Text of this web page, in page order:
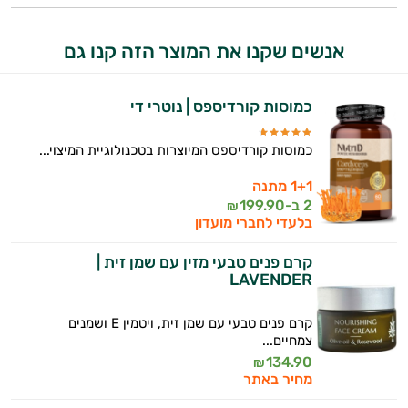
אנשים שקנו את המוצר הזה קנו גם
כמוסות קורדיספס | נוטרי די
כמוסות קורדיספס המיוצרות בטכנולוגיית המיצוי...
1+1 מתנה
2 ב-
199.90
₪
בלעדי לחברי מועדון
קרם פנים טבעי מזין עם שמן זית |
LAVENDER
קרם פנים טבעי עם שמן זית, ויטמין E ושמנים
צמחיים...
134.90
₪
מחיר באתר
ותזונת הספורט.
התזונה ומוצרי הבריאות המדויקים למטרות
ולמצב הגופני שלך, ולהסביר לך אילו רכיבים
עובדים יחד כדי למקסם תוצאות גם בחיי היום
יום וגם בתחום הכושר והספורט.
המטרה שלי היא להתאים עבורך המלצות
אישיות מבוססות מדעית.
זה הזמן להתחיל. איך אוכל לעזור?